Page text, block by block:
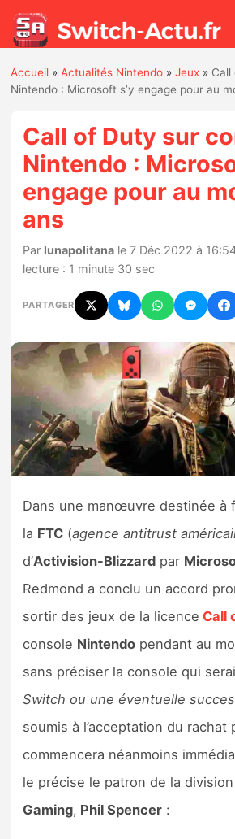
Actualités
Jeux
Hardware
Mises à jour
Chiffres de ventes
Rumeurs
Nintendo Direct
Tests et previews
Tests d’accessoires
Autres tests
Previews
Précommandes
Précommandes jeux
Sorties de jeux
Bons plans
Accueil »Actualités Nintendo »Jeux » Call
Nintendo : Microsoft s’y engage pour au
Call of Duty sur
Nintendo :
engage pour au
ans
Par lunapolitana le 7 Déc 2022 à
lecture : 1 minute 30 sec
PARTAGER
Dans une manœuvre destinée à
la FTC (agence antitrust
d’Activision-Blizzard par
Redmond a conclu un accord
sortir des jeux de la licence Call
console Nintendo pendant au
sans préciser la console qui
Switch ou une éventuelle
soumis à l’acceptation du rachat
commencera néanmoins
le précise le patron de la division
Gaming, Phil Spencer :